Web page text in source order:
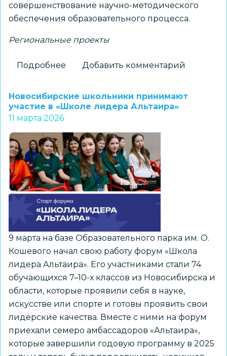
совершенствование научно-методического
обеспечения образовательного процесса.
Региональные проекты
Подробнее
воспитатели
вошли
в
число
победителей
и
призеров
регионального
конкурса
молодых
педагогов
Добавить комментарий
Новосибирские школьники принимают
участие в «Школе лидера Альтаира»
11 марта 2026
9 марта на базе Образовательного парка им. О.
Кошевого начал свою работу форум «Школа
лидера Альтаира». Его участниками стали 74
обучающихся 7–10-х классов из Новосибирска и
области, которые проявили себя в науке,
искусстве или спорте и готовы проявить свои
лидерские качества. Вместе с ними на форум
приехали семеро амбассадоров «Альтаира»,
которые завершили годовую программу в 2025